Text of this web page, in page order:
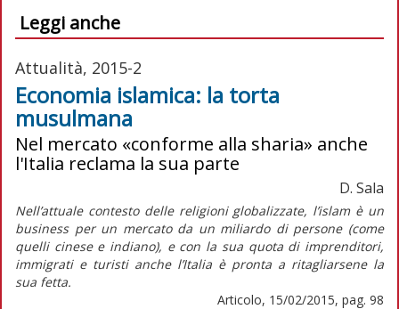
Leggi anche
Attualità, 2015-2
Economia islamica: la torta
musulmana
Nel mercato «conforme alla sharia» anche
l'Italia reclama la sua parte
D. Sala
Nell’attuale contesto delle religioni globalizzate, l’islam è un
business per un mercato da un miliardo di persone (come
quelli cinese e indiano), e con la sua quota di imprenditori,
immigrati e turisti anche l’Italia è pronta a ritagliarsene la
sua fetta.
Articolo, 15/02/2015, pag. 98